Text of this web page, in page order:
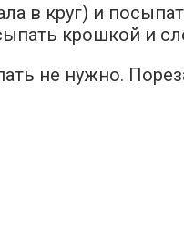
в круг) и
крошкой и
не нужно.